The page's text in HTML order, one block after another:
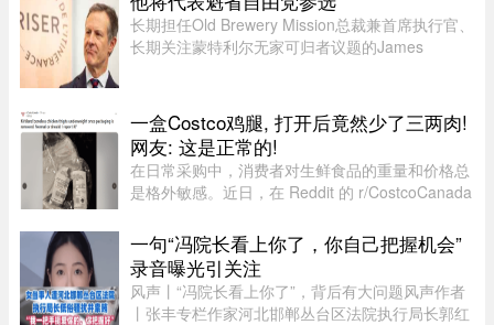
样。"电话那头听起来真的就是我 ...
长期担任Old Brewery Mission总裁兼首席执行官、
长期关注蒙特利尔无家可归者议题的James
Charles Milliard预计将于今天周四下午 ...
一盒Costco鸡腿, 打开后竟然少了三两肉!
网友: 这是正常的!
在日常采购中，消费者对生鲜食品的重量和价格总
是格外敏感。近日，在 Reddit 的 r/CostcoCanada
Costco 购买的 Kirkland 无骨鸡腿肉，去掉包装后
称重，竟然比标签上的重量 ...
一句“冯院长看上你了，你自己把握机会”
录音曝光引关注
风声丨“冯院长看上你了”，背后有大问题风声作者
丨张丰专栏作家河北邯郸丛台区法院执行局长郭红